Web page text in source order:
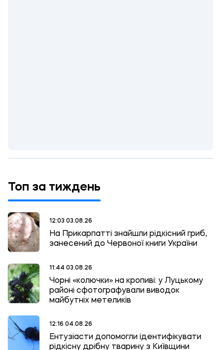
Топ за тиждень
12:03 03.08.26
На Прикарпатті знайшли рідкісний гриб,
занесений до Червоної книги України
11:44 03.08.26
Чорні «колючки» на кропиві: у Луцькому
районі сфотографували виводок
майбутніх метеликів
12:16 04.08.26
Ентузіасти допомогли ідентифікувати
рідкісну дрібну тварину з Київщини